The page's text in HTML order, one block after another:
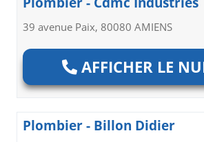
39 avenue Paix, 80080 AMIENS
AFFICHER LE
Plombier - Billon Didier